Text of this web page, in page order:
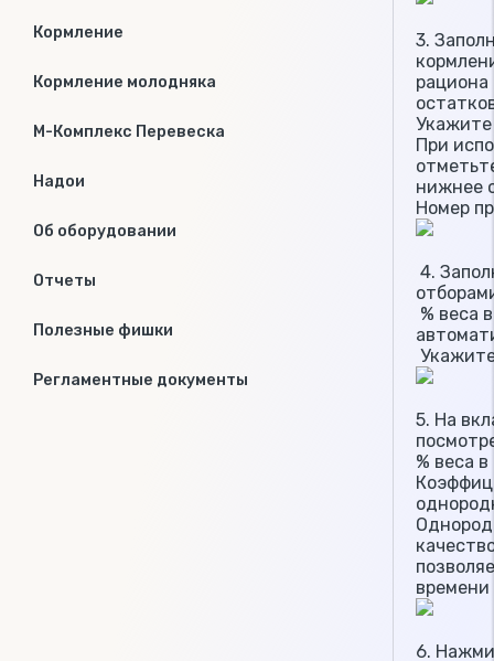
Кормление
Кормление молодняка
М-Комплекс Перевеска
Надои
Об оборудовании
Отчеты
Полезные фишки
Регламентные документы
3.
рациона
Укажите
При
нижнее
Номер
4.
% веса
5. На
% веса
6.